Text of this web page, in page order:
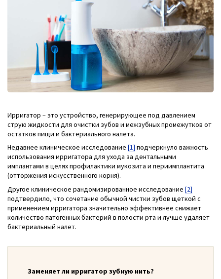
Ирригатор – это устройство, генерирующее под давлением
струю жидкости для очистки зубов и межзубных промежутков от
остатков пищи и бактериального налета.
Недавнее клиническое исследование [1] подчеркнуло важность
использования ирригатора для ухода за дентальными
имплантами в целях профилактики мукозита и периимплантита
(отторжения искусственного корня).
Другое клиническое рандомизированное исследование [2]
подтвердило, что сочетание обычной чистки зубов щеткой с
применением ирригатора значительно эффективнее снижает
количество патогенных бактерий в полости рта и лучше удаляет
бактериальный налет.
Заменяет ли ирригатор зубную нить?